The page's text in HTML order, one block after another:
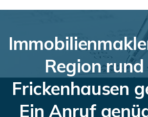
Region
Frickenhausen
Ein Anruf